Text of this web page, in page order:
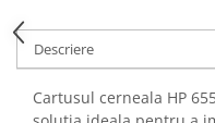
Componente
Placi video
Procesoare
Descriere
Cartusul cerneala HP